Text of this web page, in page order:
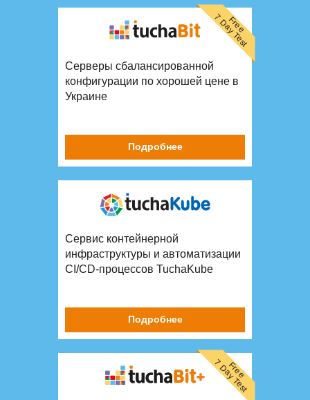
Free
7 Day Test
Серверы сбалансированной
конфигурации по хорошей цене в
Украине
Подробнее
Сервис контейнерной
инфраструктуры и автоматизации
CI/CD-процессов TuchaKube
Подробнее
Free
7 Day Test